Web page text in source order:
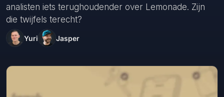
analisten iets terughoudender over Lemonade. Zijn
die twijfels terecht?
Yuri Jasper